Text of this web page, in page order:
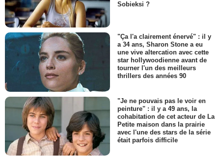
Sobieksi ?
"Ça l'a clairement énervé" : il y
a 34 ans, Sharon Stone a eu
une vive altercation avec cette
star hollywoodienne avant de
tourner l'un des meilleurs
thrillers des années 90
"Je ne pouvais pas le voir en
peinture" : il y a 49 ans, la
cohabitation de cet acteur de La
Petite maison dans la prairie
avec l'une des stars de la série
était parfois difficile